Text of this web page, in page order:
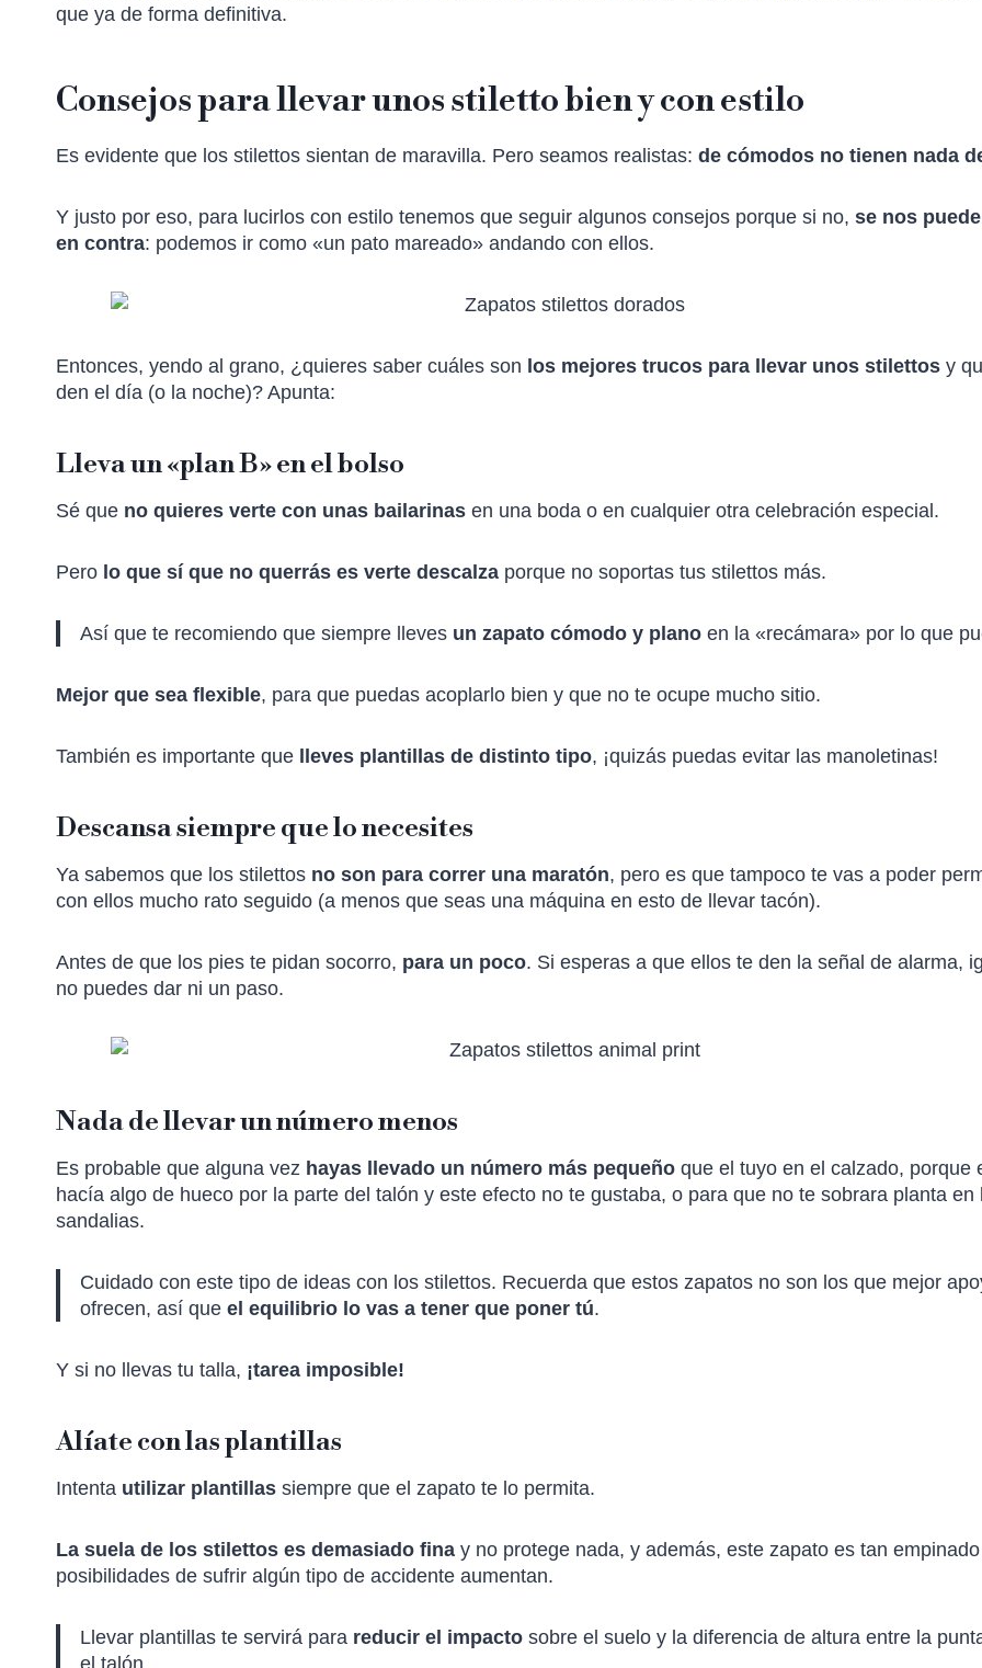
que ya de forma definitiva.
Consejos para llevar unos stiletto bien y con estilo
Es evidente que los stilettos sientan de maravilla. Pero seamos realistas: de cómodos no tienen nada
Y justo por eso, para lucirlos con estilo tenemos que seguir algunos consejos porque si no, se nos
en contra: podemos ir como «un pato mareado» andando con ellos.
Entonces, yendo al grano, ¿quieres saber cuáles son los mejores trucos para llevar unos stilettos y
den el día (o la noche)? Apunta:
Lleva un «plan B» en el bolso
Sé que no quieres verte con unas bailarinas en una boda o en cualquier otra celebración especial.
Pero lo que sí que no querrás es verte descalza porque no soportas tus stilettos más.
Así que te recomiendo que siempre lleves un zapato cómodo y plano en la «recámara» por lo que
Mejor que sea flexible, para que puedas acoplarlo bien y que no te ocupe mucho sitio.
También es importante que lleves plantillas de distinto tipo, ¡quizás puedas evitar las manoletinas!
Descansa siempre que lo necesites
Ya sabemos que los stilettos no son para correr una maratón, pero es que tampoco te vas a poder
con ellos mucho rato seguido (a menos que seas una máquina en esto de llevar tacón).
Antes de que los pies te pidan socorro, para un poco. Si esperas a que ellos te den la señal de alarma,
no puedes dar ni un paso.
Nada de llevar un número menos
Es probable que alguna vez hayas llevado un número más pequeño que el tuyo en el calzado, porque
hacía algo de hueco por la parte del talón y este efecto no te gustaba, o para que no te sobrara planta en
sandalias.
Cuidado con este tipo de ideas con los stilettos. Recuerda que estos zapatos no son los que mejor
ofrecen, así que el equilibrio lo vas a tener que poner tú.
Y si no llevas tu talla, ¡tarea imposible!
Alíate con las plantillas
Intenta utilizar plantillas siempre que el zapato te lo permita.
La suela de los stilettos es demasiado fina y no protege nada, y además, este zapato es tan
posibilidades de sufrir algún tipo de accidente aumentan.
Llevar plantillas te servirá para reducir el impacto sobre el suelo y la diferencia de altura entre la
el talón.